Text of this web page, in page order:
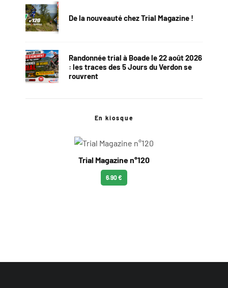
De la nouveauté chez Trial Magazine !
Randonnée trial à Boade le 22 août 2026
: les traces des 5 Jours du Verdon se
rouvrent
En kiosque
Trial Magazine n°120
6.90 €